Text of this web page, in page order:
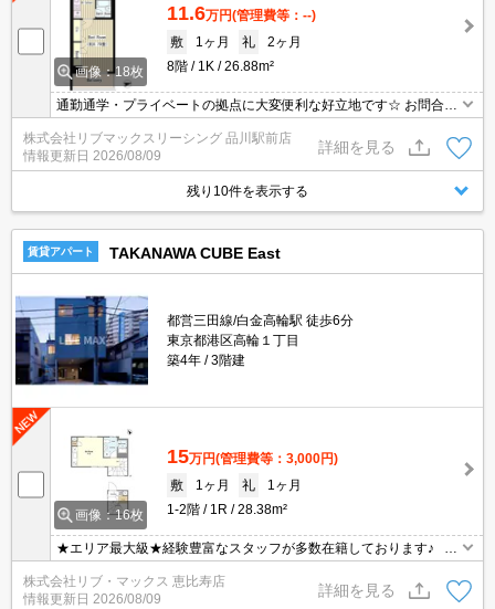
画像：18枚
11.6万円(管理費等：--)
敷
1ヶ月 礼
2ヶ月
8階
1K 26.88m²
通勤通学・プライベートの拠点に大変便利な好立地です☆ お問合せ
物件のほかにもネット非掲載や空き予定など豊富な物件からご紹介
いたします。お気軽にお問い合わせください☆
株式会社リブマックスリーシング 品川駅前店
情報更新日 2026/08/09
詳細を見る
残り10件を表示する
賃貸アパート TAKANAWA CUBE East
都営三田線/白金高輪駅 徒歩6分
東京都港区高輪１丁目
築4年
3階建
画像：16枚
15万円(管理費等：3,000円)
敷
1ヶ月 礼
1ヶ月
1-2階
1R 28.38m²
★エリア最大級★経験豊富なスタッフが多数在籍しております♪ 初
期費用クレジット支払可能！オンライン内覧・オンライン契約等弊
社に一度も来店せずとも問題ありません♪弊社ではネットに掲載され
ている物件も全てご紹介可能になりますので気になる物件は全て申
株式会社リブ・マックス 恵比寿店
情報更新日 2026/08/09
詳細を見る